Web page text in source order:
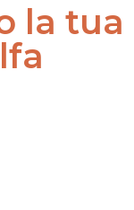
la tua